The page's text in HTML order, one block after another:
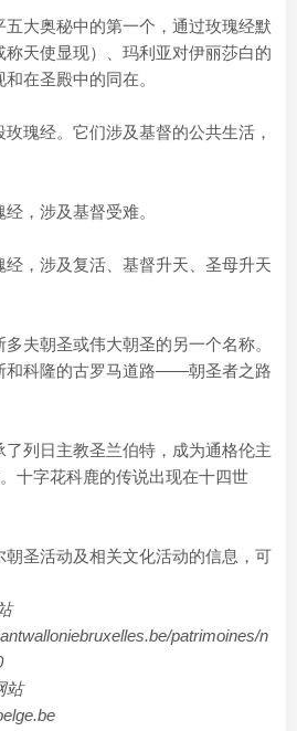
五大奥秘中的第一个，通过玫瑰经默
天使显现）、玛利亚对伊丽莎白的
在圣殿中的同在。
瑰经。它们涉及基督的公共生活，
，涉及基督受难。
经，涉及复活、基督升天、圣母升天
夫朝圣或伟大朝圣的另一个名称。
和科隆的古罗马道路——朝圣者之路
了列日主教圣兰伯特，成为通格伦主
十字花科鹿的传说出现在十四世
圣活动及相关文化活动的信息，可
patrimoines/n
站